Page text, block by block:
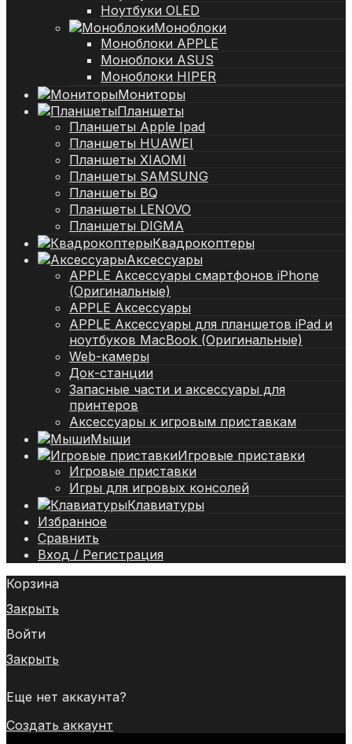
Ноутбуки OLED
Моноблоки
Моноблоки APPLE
Моноблоки ASUS
Моноблоки HIPER
Мониторы
Планшеты
Планшеты Apple Ipad
Планшеты HUAWEI
Планшеты XIAOMI
Планшеты SAMSUNG
Планшеты BQ
Планшеты LENOVO
Планшеты DIGMA
Квадрокоптеры
Аксессуары
APPLE Аксессуары смартфонов iPhone
(Оригинальные)
APPLE Аксессуары
APPLE Аксессуары для планшетов iPad и
ноутбуков MacBook (Оригинальные)
Web-камеры
Док-станции
Запасные части и аксессуары для
принтеров
Аксессуары к игровым приставкам
Мыши
Игровые приставки
Игровые приставки
Игры для игровых консолей
Клавиатуры
Избранное
Сравнить
Вход / Регистрация
Корзина
Закрыть
Войти
Закрыть
Еще нет аккаунта?
Создать аккаунт